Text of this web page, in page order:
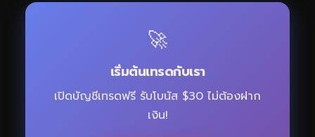
🚀
เริ่มต้นเทรดกับเรา
เปิดบัญชีเทรดฟรี รับโบนัส $30 ไม่ต้องฝาก
เงิน!